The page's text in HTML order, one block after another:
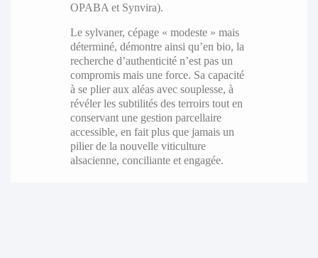
OPABA et Synvira).
Le sylvaner, cépage « modeste » mais
déterminé, démontre ainsi qu’en bio, la
recherche d’authenticité n’est pas un
compromis mais une force. Sa capacité
à se plier aux aléas avec souplesse, à
révéler les subtilités des terroirs tout en
conservant une gestion parcellaire
accessible, en fait plus que jamais un
pilier de la nouvelle viticulture
alsacienne, conciliante et engagée.